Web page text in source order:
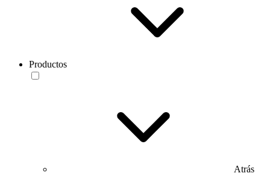
Productos
Atrás